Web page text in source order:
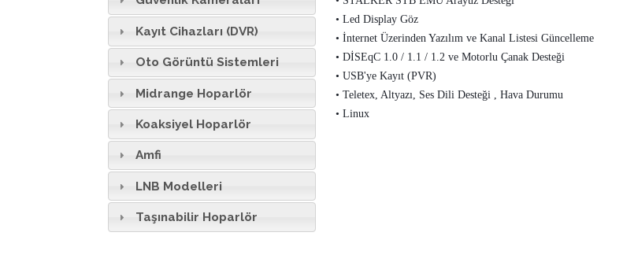
• Led Display Göz
• İnternet Üzerinden Yazılım ve Kanal Listesi Güncelleme
• DİSEqC 1.0 / 1.1 / 1.2 ve Motorlu Çanak Desteği
• USB'ye Kayıt (PVR)
• Teletex, Altyazı, Ses Dili Desteği , Hava Durumu
• Linux
Kayıt Cihazları (DVR)
Oto Görüntü Sistemleri
Midrange Hoparlör
Koaksiyel Hoparlör
Amfi
LNB Modelleri
Taşınabilir Hoparlör